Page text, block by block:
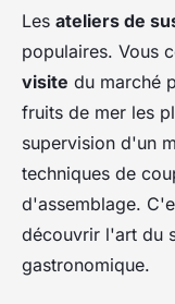
Les ateliers de
populaires. Vous
visite du marché
fruits de mer les
supervision d'un
techniques de
d'assemblage.
découvrir l'art du
gastronomique.